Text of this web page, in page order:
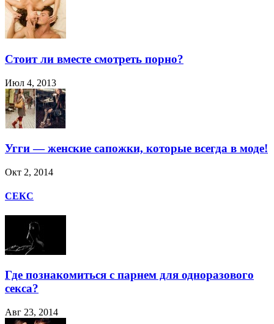
Стоит ли вместе смотреть порно?
Июл 4, 2013
Угги — женские сапожки, которые всегда в моде!
Окт 2, 2014
СЕКС
Где познакомиться с парнем для одноразового
секса?
Авг 23, 2014